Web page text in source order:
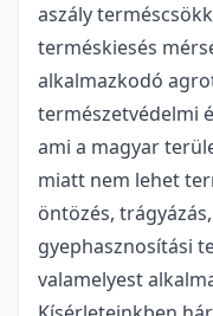
aszály
terméskiesés
alkalmazkodó
természetvédelmi
ami a magyar
miatt nem lehet
öntözés,
gyephasznosítási
valamelyest